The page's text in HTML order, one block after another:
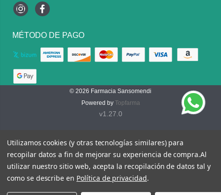
InstagramFacebook
MÉTODO DE PAGO
© 2026 Farmacia Sansomendi
Powered by Topfarma
v1.27.0
Utilizamos cookies (y otras tecnologías similares) para
recopilar datos a fin de mejorar su experiencia de compra.Al
utilizar nuestro sitio web, acepta la recopilación de datos tal y
como se describe en Política de privacidad.